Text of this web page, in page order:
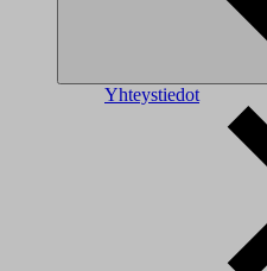
Yhteystiedot